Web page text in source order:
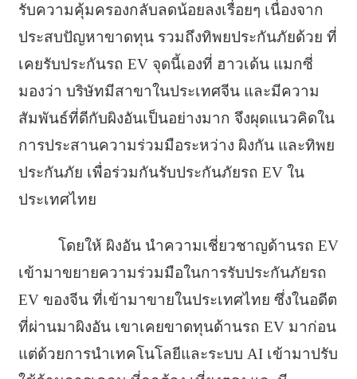
รับความคุ้มครองกลับลดน้อยลงเรื่อยๆ เนื่องจาก
ประสบปัญหาขาดทุน รวมถึงทิพยประกันภัยด้วย ที่
เคยรับประกันรถ EV จุดนี้เองที่ ฮาวเด้น แมกซี่
มองว่า บริษัทมีสาขาในประเทศจีน และมีความ
สัมพันธ์ที่ดีกับผิงอันเป็นอย่างมาก จึงผุดแนวคิดใน
การประสานความร่วมมือระหว่าง ผิงกัน และทิพย
ประกันภัย เพื่อร่วมกันรับประกันภัยรถ EV ใน
ประเทศไทย
โดยให้ ผิงอัน นำความเชี่ยวชาญด้านรถ EV
เข้ามาขยายความร่วมมือในการรับประกันภัยรถ
EV ของจีน ที่เข้ามาขายในประเทศไทย ซึ่งในอดีต
ที่ผ่านมาผิงอัน เขาเคยขาดทุนด้านรถ EV มาก่อน
แต่ด้วยการนำเทคโนโลยีและระบบ AI เข้ามาปรับ